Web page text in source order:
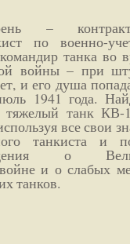
–
по военно-
танка во
войны – при
и его душа
1941 года.
тяжелый танк
все свои
танкиста и
о
и о слабых
танков.